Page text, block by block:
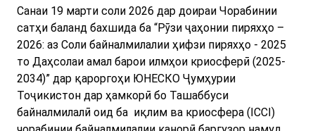
Санаи 19 марти соли 2026 дар доираи Чорабинии
сатҳи баланд бахшида ба “Рӯзи ҷаҳонии пиряхҳо –
2026: аз Соли байналмилалии ҳифзи пиряхҳо - 2025
то Даҳсолаи амал барои илмҳои криосферӣ (2025-
2034)” дар қароргоҳи ЮНЕСКО Ҷумҳурии
Тоҷикистон дар ҳамкорӣ бо Ташаббуси
байналмилалӣ оид ба иқлим ва криосфера (ICCI)